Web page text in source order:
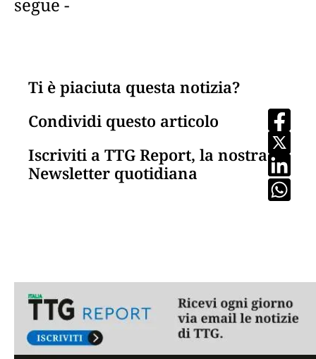
Ti è piaciuta questa notizia?
Condividi questo articolo
Iscriviti a TTG Report, la nostra
Newsletter quotidiana